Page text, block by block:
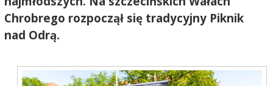
Chrobrego rozpoczął się tradycyjny Piknik
nad Odrą.